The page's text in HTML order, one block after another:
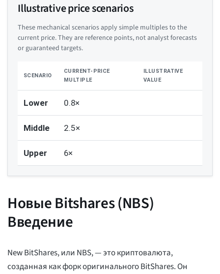
Illustrative price scenarios
These mechanical scenarios apply simple multiples to the
current price. They are reference points, not analyst forecasts
or guaranteed targets.
SCENARIO
CURRENT-PRICE
MULTIPLE
ILLUSTRATIVE
VALUE
Lower 0.8×
Middle 2.5×
Upper 6×
Новые Bitshares (NBS)
Введение
New BitShares, или NBS, — это криптовалюта,
созданная как форк оригинального BitShares. Он